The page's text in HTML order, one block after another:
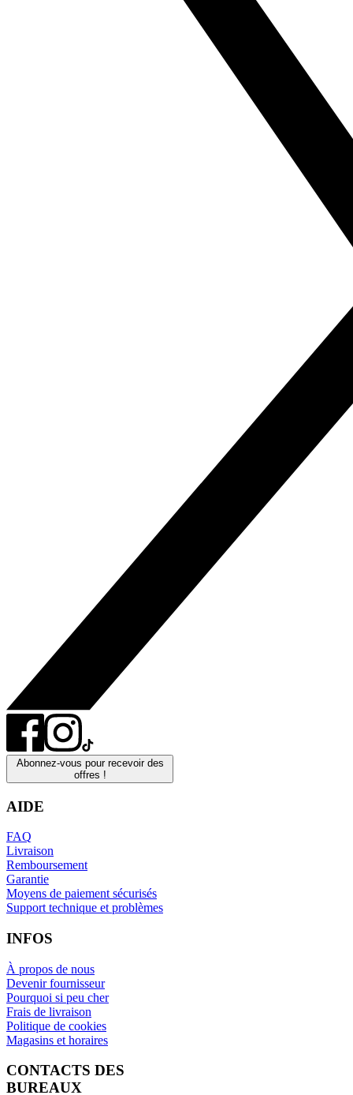
Abonnez-vous pour recevoir des
offres !
AIDE
FAQ
Livraison
Remboursement
Garantie
Moyens de paiement sécurisés
Support technique et problèmes
INFOS
À propos de nous
Devenir fournisseur
Pourquoi si peu cher
Frais de livraison
Politique de cookies
Magasins et horaires
CONTACTS DES
BUREAUX